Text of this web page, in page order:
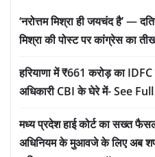
‘नरोत्तम मिश्रा ही जयचंद है’ —
मिश्रा की पोस्ट पर कांग्रेस का
हरियाणा में ₹661 करोड़ का
अधिकारी CBI के घेरे में- See
मध्य प्रदेश हाई कोर्ट का सख्त
अधिनियम के मुआवजे के लिए अब